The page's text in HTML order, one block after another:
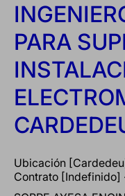
PARA
Ubicación
Contrato [Indefinido]